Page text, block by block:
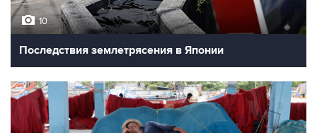
10
Последствия землетрясения в Японии